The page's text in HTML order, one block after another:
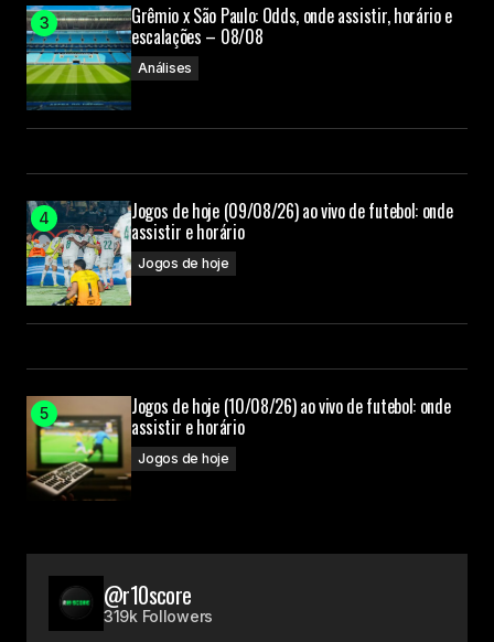
Grêmio x São Paulo: Odds, onde assistir, horário e
escalações – 08/08
Análises
Jogos de hoje (09/08/26) ao vivo de futebol: onde
assistir e horário
Jogos de hoje
Jogos de hoje (10/08/26) ao vivo de futebol: onde
assistir e horário
Jogos de hoje
@r10score
319k Followers